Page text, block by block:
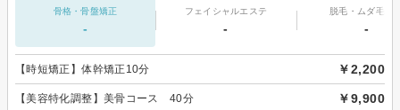
骨格・骨盤矯正
-
フェイシャルエステ
-
脱毛・ムダ毛処
-
【時短矯正】体幹矯正10分 ￥2,200
【美容特化調整】美骨コース 40分 ￥9,900